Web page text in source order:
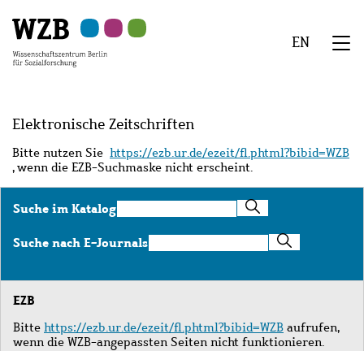
Hauptinhalt
springen
Navigation
springen
Suche
springen
Sekundärnavigation
springen
Fußzeile
springen
EN
Elektronische Zeitschriften
Bitte nutzen Sie https://ezb.ur.de/ezeit/fl.phtml?bibid=WZB
, wenn die EZB-Suchmaske nicht erscheint.
Suche im KatalogSuche
im
Katalog
Suche nach E-JournalsSuche
nach
Journals
EZB
Bitte https://ezb.ur.de/ezeit/fl.phtml?bibid=WZB aufrufen,
wenn die WZB-angepassten Seiten nicht funktionieren.